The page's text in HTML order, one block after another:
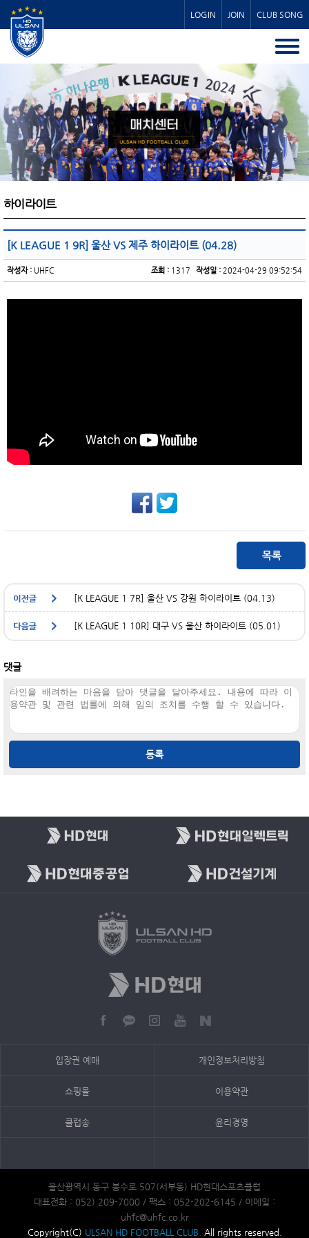
LOGIN JOIN CLUB SONG
하이라이트
[K LEAGUE 1 9R] 울산 VS 제주 하이라이트 (04.28)
작성자 : UHFC 작성일 : 2024-04-29 09:52:54
조회 : 1317
[K LEAGUE 1 7R] 울산 VS 강원 하이라이트 (04.13)
[K LEAGUE 1 10R] 대구 VS 울산 하이라이트 (05.01)
댓글
등록
입장권 예매 개인정보처리방침
쇼핑몰 이용약관
클럽송 윤리경영
울산광역시 동구 봉수로 507(서부동) HD현대스포츠클럽
대표전화 : 052) 209-7000 / 팩스 : 052-202-6145 / 이메일 :
uhfc@uhfc.co.kr
Copyright(C) ULSAN HD FOOTBALL CLUB. All rights reserved.